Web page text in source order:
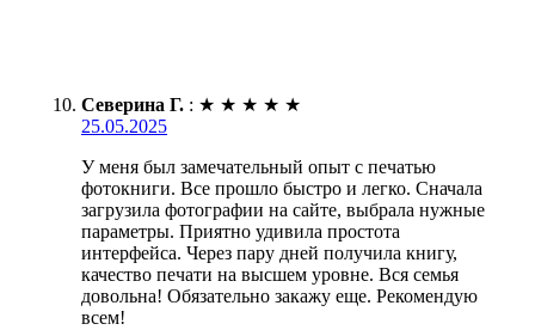
Северина Г. : ★ ★ ★ ★ ★
25.05.2025
У меня был замечательный опыт с печатью
фотокниги. Все прошло быстро и легко. Сначала
загрузила фотографии на сайте, выбрала нужные
параметры. Приятно удивила простота
интерфейса. Через пару дней получила книгу,
качество печати на высшем уровне. Вся семья
довольна! Обязательно закажу еще. Рекомендую
всем!